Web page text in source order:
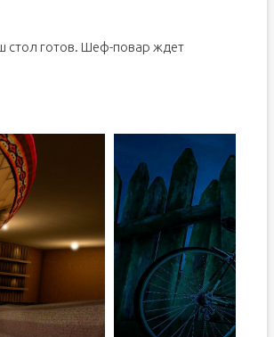
стол готов. Шеф-повар ждет